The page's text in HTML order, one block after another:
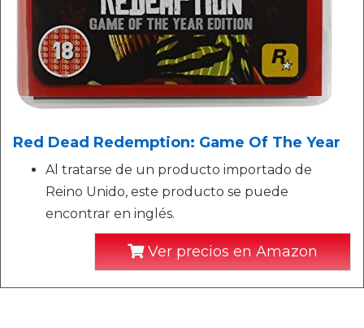
Red Dead Redemption: Game Of The Year
Al tratarse de un producto importado de
Reino Unido, este producto se puede
encontrar en inglés.
Ver precios en Amazon